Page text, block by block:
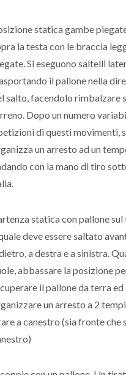
statica gambe
la testa con le braccia
Si eseguono saltelli
il pallone nella
salto, facendolo rimbalzare
Dopo un numero
di questi movimenti,
un arresto ad un
con la mano di tiro
statica con pallone sul
deve essere saltato
a destra e a sinistra.
abbassare la posizione
il pallone da terra ed
un arresto a 2
a canestro (sia fronte che